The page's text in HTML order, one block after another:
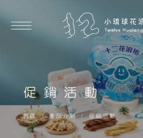
促銷活動
首頁 產品介紹 促銷活動